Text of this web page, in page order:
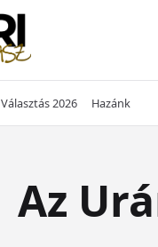
Választás 2026 Hazánk
Az